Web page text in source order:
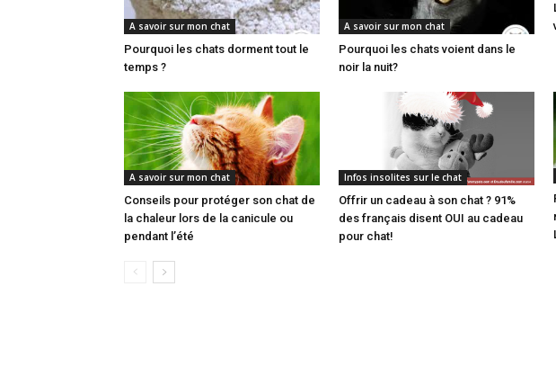
A savoir sur mon chat
Pourquoi les chats dorment tout le
temps ?
A savoir sur mon chat
Pourquoi les chats voient dans le
noir la nuit?
A savoir sur mon chat
Conseils pour protéger son chat de
la chaleur lors de la canicule ou
pendant l’été
Infos insolites sur le chat
Offrir un cadeau à son chat ? 91%
des français disent OUI au cadeau
pour chat!